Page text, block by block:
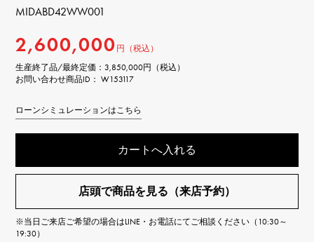
MIDABD42WW001
2,600,000 円（税込）
生産終了品/最終定価：3,850,000円（税込）
お問い合わせ商品ID： W153117
ローンシミュレーションはこちら
カートへ入れる
店頭で商品を見る（来店予約）
※当日ご来店ご希望の場合はLINE・お電話にてご相談ください（10:30～
19:30）